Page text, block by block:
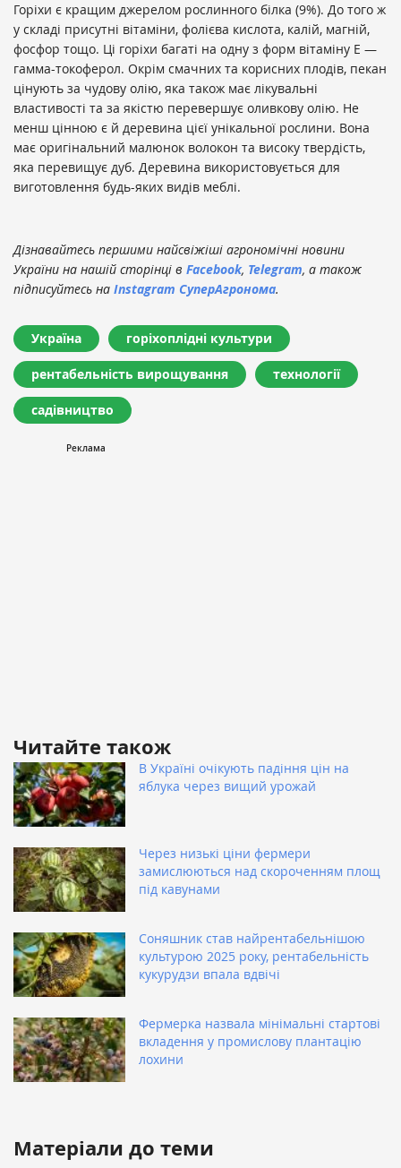
Горіхи є кращим джерелом рослинного білка (9%). До того ж
у складі присутні вітаміни, фолієва кислота, калій, магній,
фосфор тощо. Ці горіхи багаті на одну з форм вітаміну Е —
гамма-токоферол. Окрім смачних та корисних плодів, пекан
цінують за чудову олію, яка також має лікувальні
властивості та за якістю перевершує оливкову олію. Не
менш цінною є й деревина цієї унікальної рослини. Вона
має оригінальний малюнок волокон та високу твердість,
яка перевищує дуб. Деревина використовується для
виготовлення будь-яких видів меблі.
Дізнавайтесь першими найсвіжіші агрономічні новини
України на нашій сторінці в Facebook, Telegram, а також
підписуйтесь на Instagram СуперАгронома.
Україна горіхоплідні культури
рентабельність вирощування технології
садівництво
Читайте також
В Україні очікують падіння цін на
яблука через вищий урожай
Через низькі ціни фермери
замислюються над скороченням площ
під кавунами
Соняшник став найрентабельнішою
культурою 2025 року, рентабельність
кукурудзи впала вдвічі
Фермерка назвала мінімальні стартові
вкладення у промислову плантацію
лохини
Матеріали до теми